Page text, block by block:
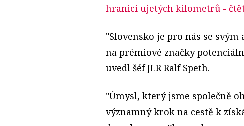
hranici ujetých kilometrů -
"Slovensko je pro nás se
na prémiové značky
uvedl šéf JLR Ralf Speth.
"Úmysl, který jsme společně
významný krok na cestě k